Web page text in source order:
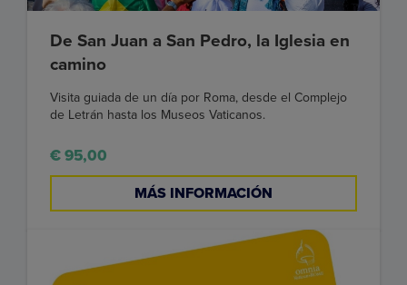
De San Juan a San Pedro, la Iglesia en
camino
Visita guiada de un día por Roma, desde el Complejo
de Letrán hasta los Museos Vaticanos.
€ 95,00
MÁS INFORMACIÓN